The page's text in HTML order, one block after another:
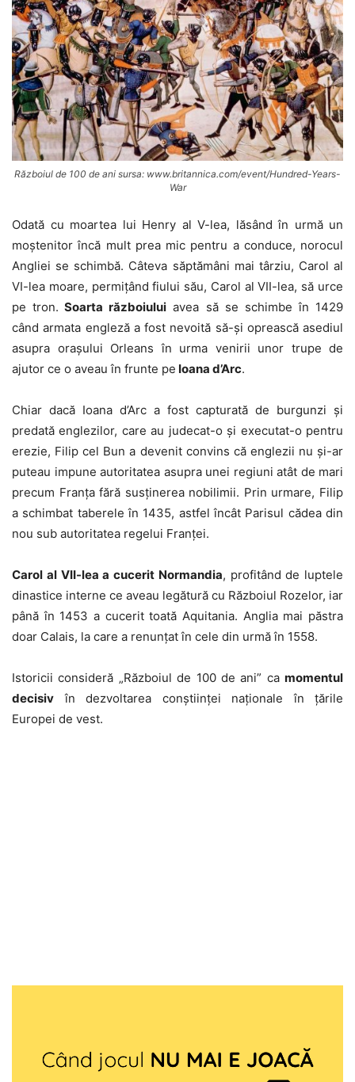
Războiul de 100 de ani sursa: www.britannica.com/event/Hundred-Years-
War
Odată cu moartea lui Henry al V-lea, lăsând în urmă un
moștenitor încă mult prea mic pentru a conduce, norocul
Angliei se schimbă. Câteva săptămâni mai târziu, Carol al
VI-lea moare, permițând fiului său, Carol al VII-lea, să urce
pe tron. Soarta războiului avea să se schimbe în 1429
când armata engleză a fost nevoită să-și oprească asediul
asupra orașului Orleans în urma venirii unor trupe de
ajutor ce o aveau în frunte pe Ioana d’Arc.
Chiar dacă Ioana d’Arc a fost capturată de burgunzi și
predată englezilor, care au judecat-o și executat-o pentru
erezie, Filip cel Bun a devenit convins că englezii nu și-ar
puteau impune autoritatea asupra unei regiuni atât de mari
precum Franța fără susținerea nobilimii. Prin urmare, Filip
a schimbat taberele în 1435, astfel încât Parisul cădea din
nou sub autoritatea regelui Franței.
Carol al VII-lea a cucerit Normandia, profitând de luptele
dinastice interne ce aveau legătură cu Războiul Rozelor, iar
până în 1453 a cucerit toată Aquitania. Anglia mai păstra
doar Calais, la care a renunțat în cele din urmă în 1558.
Istoricii consideră „Războiul de 100 de ani” ca momentul
decisiv în dezvoltarea conștiinței naționale în țările
Europei de vest.